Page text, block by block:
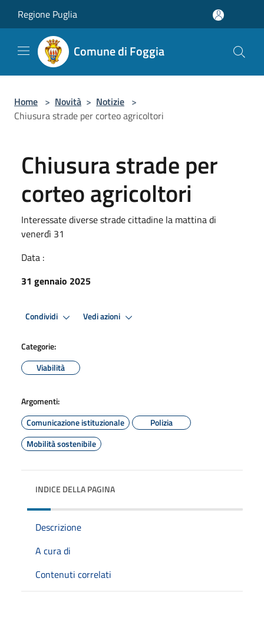
Regione Puglia
Comune di Foggia
Home > Novità > Notizie >
Chiusura strade per corteo agricoltori
Chiusura strade per
corteo agricoltori
Interessate diverse strade cittadine la mattina di
venerdì 31
Data :
31 gennaio 2025
Condividi Vedi azioni
Categorie:
Viabilità
Argomenti:
Comunicazione istituzionale
Polizia
Mobilità sostenibile
INDICE DELLA PAGINA
Descrizione
A cura di
Contenuti correlati